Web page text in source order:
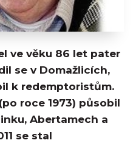
ve věku 86 let pater
se v Domažlicích,
k redemptoristům.
roce 1973) působil
Abertamech a
se stal